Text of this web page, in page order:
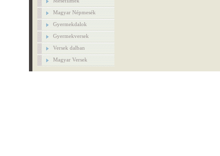
Magyar Népmesék
Gyermekdalok
Gyermekversek
Versek dalban
Magyar Versek